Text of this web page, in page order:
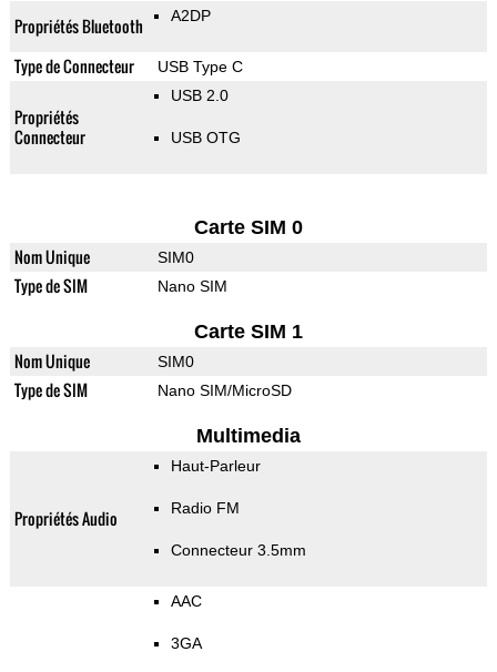
Propriétés Bluetooth A2DP
Type de Connecteur USB Type C
Propriétés
Connecteur
USB 2.0
USB OTG
Carte SIM 0
Nom Unique SIM0
Type de SIM Nano SIM
Carte SIM 1
Nom Unique SIM0
Type de SIM Nano SIM/MicroSD
Multimedia
Propriétés Audio
Haut-Parleur
Radio FM
Connecteur 3.5mm
AAC
3GA